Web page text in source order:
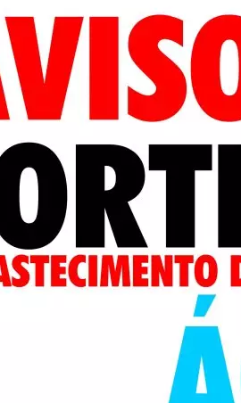
Termo de Pesquisa
Categorias gerais